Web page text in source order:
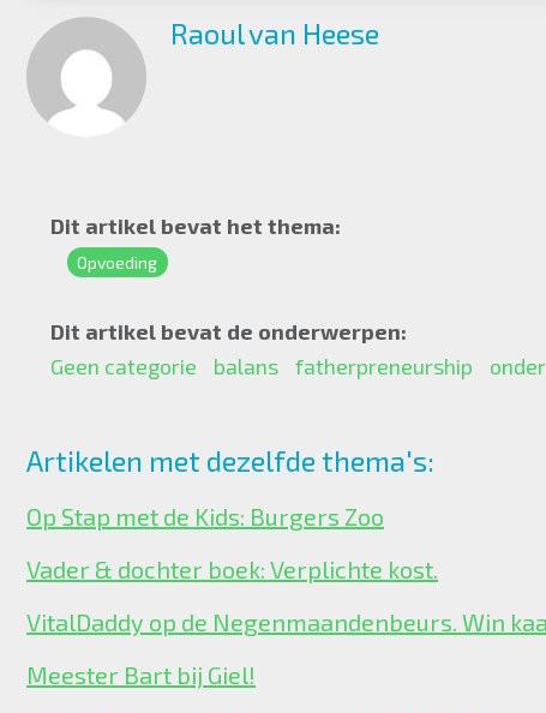
Raoul van Heese
Dit artikel bevat het thema:
Opvoeding
Dit artikel bevat de onderwerpen:
Geen categorie
balans fatherpreneurship
Artikelen met dezelfde thema's:
Op Stap met de Kids: Burgers Zoo
Vader & dochter boek: Verplichte kost.
VitalDaddy op de Negenmaandenbeurs. Win
Meester Bart bij Giel!